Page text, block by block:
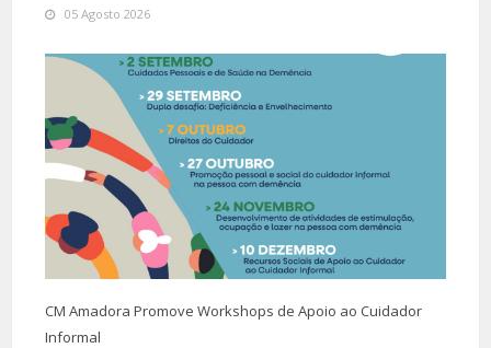
05 Agosto 2026
CM Amadora Promove Workshops de Apoio ao Cuidador
Informal